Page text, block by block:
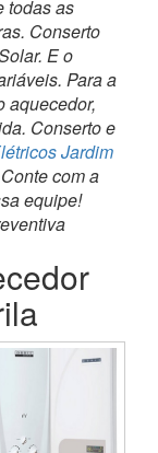
todas as
Conserto
E o
Para a
aquecedor,
Conserto e
Jardim
com a
equipe!